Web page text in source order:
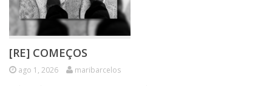
[RE] COMEÇOS
ago 1, 2026 maribarcelos